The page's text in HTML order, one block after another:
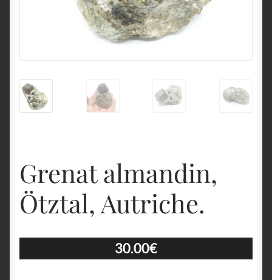
Grenat almandin,
Ötztal, Autriche.
30.00€